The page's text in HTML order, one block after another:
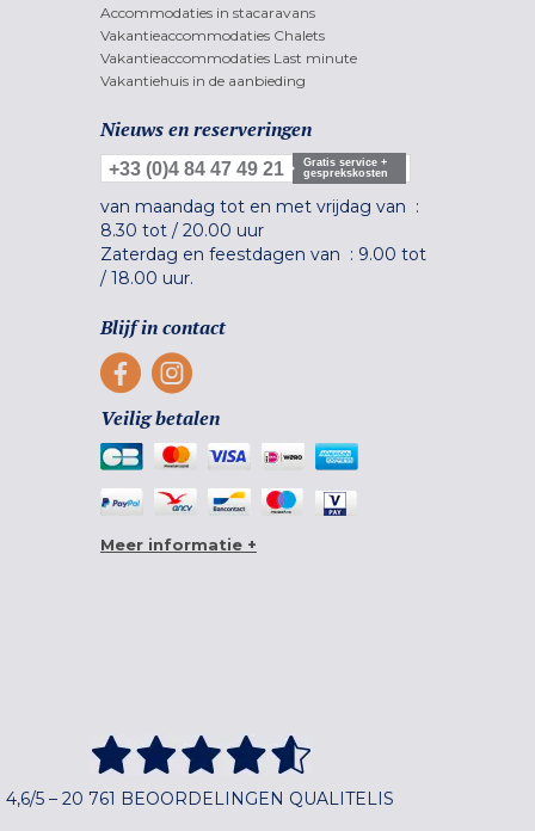
Accommodaties in stacaravans
Vakantieaccommodaties Chalets
Vakantieaccommodaties Last minute
Vakantiehuis in de aanbieding
Nieuws en reserveringen
+33 (0)4 84 47 49 21
Gratis service +
gesprekskosten
van maandag tot en met vrijdag van :
8.30 tot / 20.00 uur
Zaterdag en feestdagen van : 9.00 tot
/ 18.00 uur.
Blijf in contact
Veilig betalen
Meer informatie +
4,6/5 – 20 761 BEOORDELINGEN QUALITELIS